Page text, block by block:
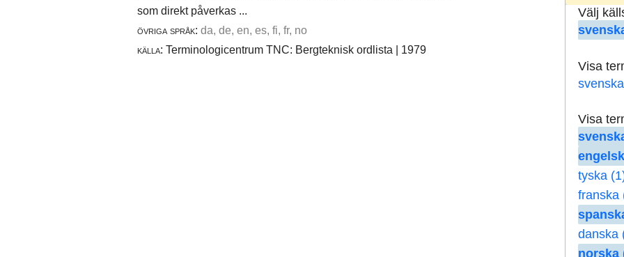
Välj
Visa
Visa
tyska
franska
danska
norska
som direkt påverkas ...
övriga språk: da, de, en, es, fi, fr, no
källa: Terminologicentrum TNC: Bergteknisk ordlista | 1979